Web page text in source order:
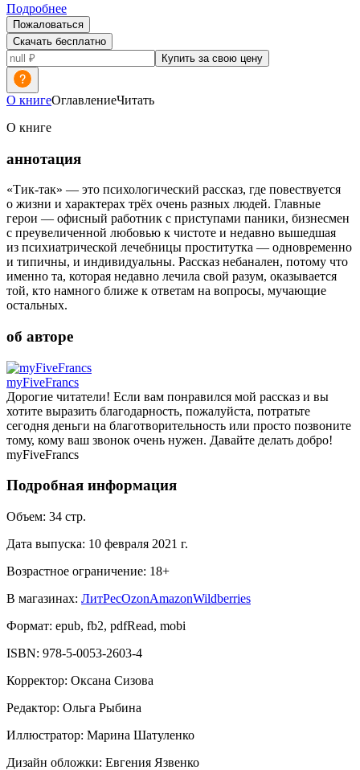
Подробнее
Пожаловаться
Скачать бесплатно
Купить за свою цену
О книгеОглавлениеЧитать
О книге
аннотация
«Тик-так» — это психологический рассказ, где повествуется
о жизни и характерах трёх очень разных людей. Главные
герои — офисный работник с приступами паники, бизнесмен
с преувеличенной любовью к чистоте и недавно вышедшая
из психиатрической лечебницы проститутка — одновременно
и типичны, и индивидуальны. Рассказ небанален, потому что
именно та, которая недавно лечила свой разум, оказывается
той, кто намного ближе к ответам на вопросы, мучающие
остальных.
об авторе
myFiveFrancs
Дорогие читатели! Если вам понравился мой рассказ и вы
хотите выразить благодарность, пожалуйста, потратьте
сегодня деньги на благотворительность или просто позвоните
тому, кому ваш звонок очень нужен. Давайте делать добро!
myFiveFrancs
Подробная информация
Объем: 34 стр.
Дата выпуска: 10 февраля 2021 г.
Возрастное ограничение: 18+
В магазинах: ЛитРесOzonAmazonWildberries
Формат: epub, fb2, pdfRead, mobi
ISBN: 978-5-0053-2603-4
Корректор: Оксана Сизова
Редактор: Ольга Рыбина
Иллюстратор: Марина Шатуленко
Дизайн обложки: Евгения Язвенко